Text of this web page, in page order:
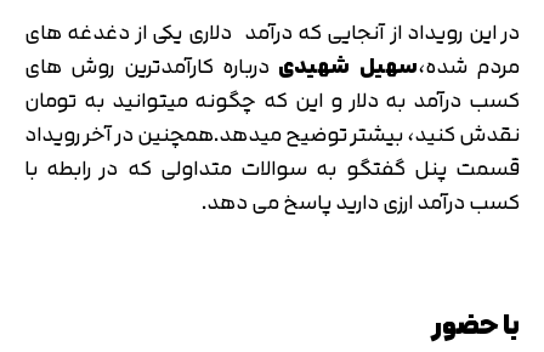
در این رویداد از آنجایی که درآمد دلاری یکی از دغدغه های
مردم شده،سهیل شهیدی درباره کارآمدترین روش های
کسب درآمد به دلار و این که چگونه میتوانید به تومان
نقدش کنید، بیشتر توضیح میدهد.همچنین در آخر رویداد
قسمت پنل گفتگو به سوالات متداولی که در رابطه با
کسب درآمد ارزی دارید پاسخ می دهد.
با حضور